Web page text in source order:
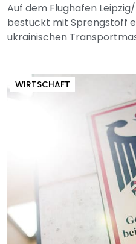
Auf dem Flughafen
bestückt mit Sprengstoff
ukrainischen
WIRTSCHAFT